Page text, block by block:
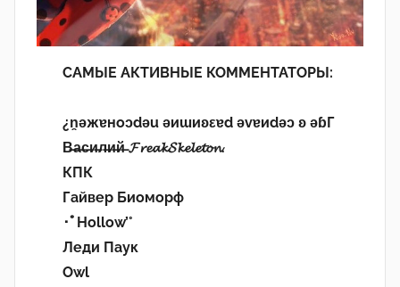
САМЫЕ АКТИВНЫЕ КОММЕНТАТОРЫ:
¿n̯ǝжɐноɔdǝu ǝиɯиʚεɐd ǝvɐиdǝɔ ʚ ǝɓГ
В̶а̶с̶и̶л̶и̶й̶ 𝓕𝓻𝓮𝓪𝓴𝓢𝓴𝓮𝓵𝓮𝓽𝓸𝓷.
КПК
Гайвер Биоморф
･ﾟHollow’°
Леди Паук
Owl